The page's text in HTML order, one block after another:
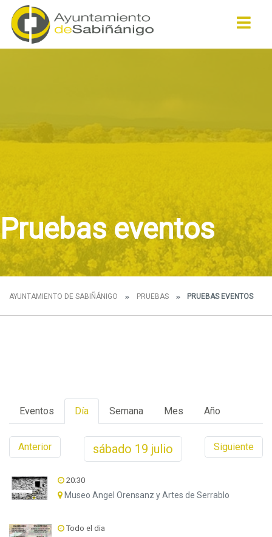
Pruebas eventos
AYUNTAMIENTO DE SABIÑÁNIGO PRUEBAS PRUEBAS EVENTOS
Eventos Día Semana Mes Año
Anterior sábado 19 julio Siguiente
20:30
Museo Angel Orensanz y Artes de Serrablo
Todo el dia